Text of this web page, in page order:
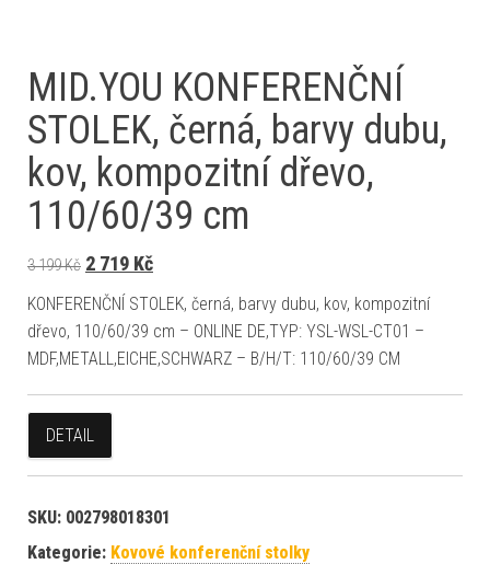
MID.YOU KONFERENČNÍ
STOLEK, černá, barvy dubu,
kov, kompozitní dřevo,
110/60/39 cm
3 199Kč Původní cena byla: 3 199 Kč.
2 719 KčAktuální cena je: 2 719 Kč.
KONFERENČNÍ STOLEK, černá, barvy dubu, kov, kompozitní
dřevo, 110/60/39 cm – ONLINE DE,TYP: YSL-WSL-CT01 –
MDF,METALL,EICHE,SCHWARZ – B/H/T: 110/60/39 CM
DETAIL
SKU: 002798018301
Kategorie: Kovové konferenční stolky